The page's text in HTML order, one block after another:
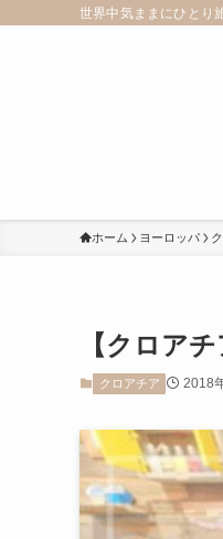
世界中気ままにひとり
ホーム ヨーロッパ
【クロア
クロアチア 2018